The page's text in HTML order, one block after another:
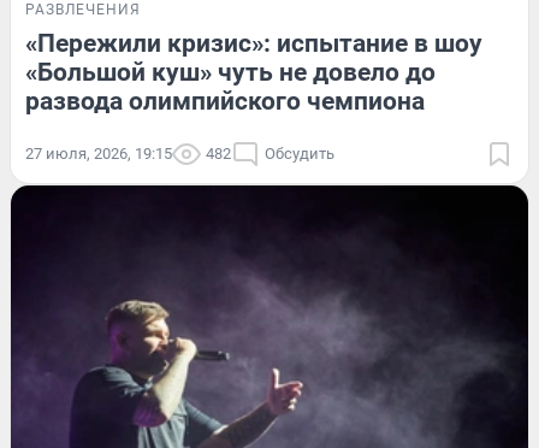
РАЗВЛЕЧЕНИЯ
«Пережили кризис»: испытание в шоу
«Большой куш» чуть не довело до
развода олимпийского чемпиона
27 июля, 2026, 19:15 482 Обсудить